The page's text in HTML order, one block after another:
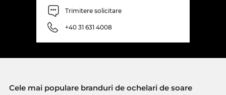
Trimitere solicitare
+40 31 631 4008
Cele mai populare branduri de ochelari de soare